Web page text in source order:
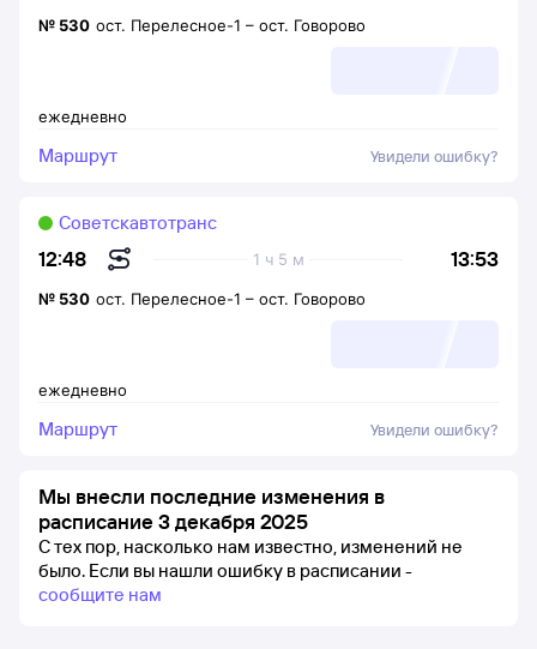
ежедневно
№ 530 ост. Перелесное-1 – ост. Говорово
Маршрут Увидели ошибку?
12:48 13:53
1 ч 5 м
Советскавтотранc
ежедневно
№ 530 ост. Перелесное-1 – ост. Говорово
Маршрут Увидели ошибку?
Мы внесли последние изменения в
расписание 3 декабря 2025
С тех пор, насколько нам известно, изменений не
было. Если вы нашли ошибку в расписании -
сообщите нам